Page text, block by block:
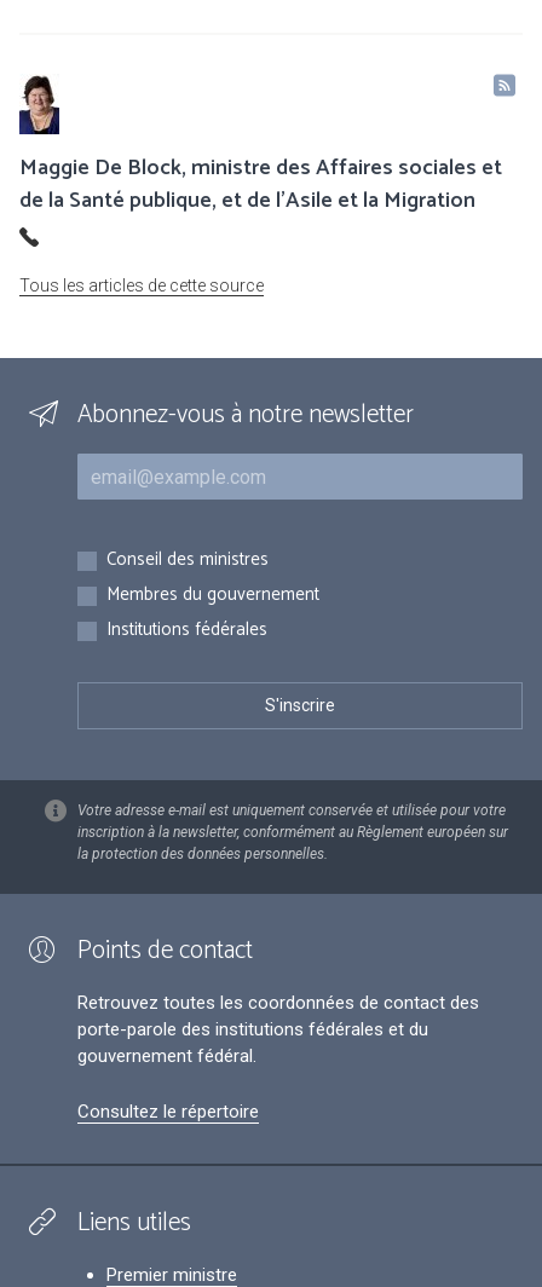
Maggie De Block, ministre des Affaires sociales et
de la Santé publique, et de l’Asile et la Migration
Tous les articles de cette source
Abonnez-vous à notre newsletter
Courriel
Inscriptions
Conseil des ministres
Membres du gouvernement
Institutions fédérales
Votre adresse e-mail est uniquement conservée et utilisée pour votre
inscription à la newsletter, conformément au Règlement européen sur
la protection des données personnelles.
Points de contact
Retrouvez toutes les coordonnées de contact des
porte-parole des institutions fédérales et du
gouvernement fédéral.
Consultez le répertoire
Liens utiles
Premier ministre